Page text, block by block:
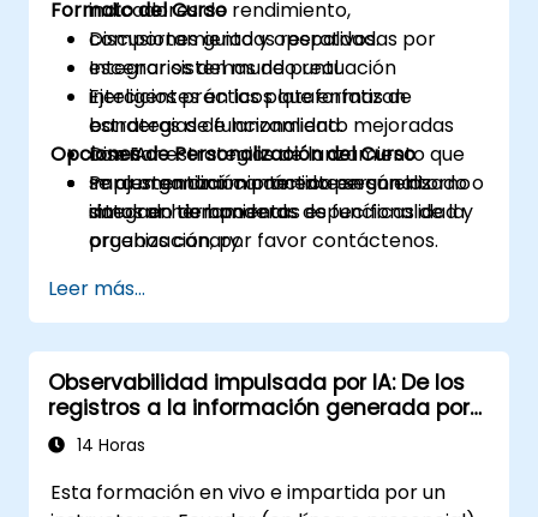
indicadores de rendimiento,
comportamiento y operativos.
Integrar sistemas de puntuación
inteligentes en las plataformas de
banderas de funcionalidad.
Diseñar estrategias de lanzamiento que
se ajusten dinámicamente según los
datos en tiempo real.
Formato del Curso
Discusiones guiadas respaldadas por
escenarios del mundo real.
Ejercicios prácticos que enfatizan
estrategias de lanzamiento mejoradas
con IA.
Implementación práctica en un entorno
simulado de banderas de funcionalidad y
pruebas canary.
Opciones de Personalización del Curso
Para organizar contenido personalizado o
integrar herramientas específicas de la
organización, por favor contáctenos.
Leer más...
Observabilidad impulsada por IA: De los
registros a la información generada por
LLM14 Horas
Esta formación en vivo e impartida por un